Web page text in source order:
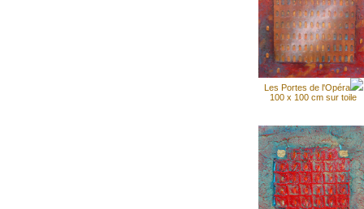
Les Portes de l'Opéra
100 x 100 cm sur toile